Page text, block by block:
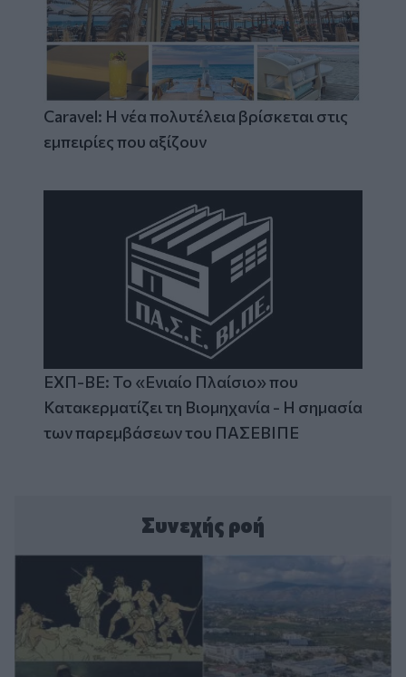
Caravel: Η νέα πολυτέλεια βρίσκεται στις
εμπειρίες που αξίζουν
ΕΧΠ-ΒΕ: Το «Ενιαίο Πλαίσιο» που
Κατακερματίζει τη Βιομηχανία - Η σημασία
των παρεμβάσεων του ΠΑΣΕΒΙΠΕ
Συνεχής ροή